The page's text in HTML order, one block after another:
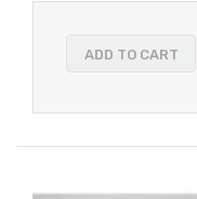
ADD TO CART